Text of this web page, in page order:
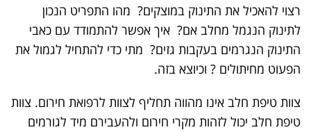
רצוי להאכיל את התינוק במוצקים? מהו התפריט הנכון
לתינוק הנגמל מחלב אם? איך אפשר להתמודד עם כאבי
התינוק הנגרמים בעקבות גזים? מתי כדי להתחיל לגמול את
הפעוט מחיתולים ? וכיוצא בזה.
צוות טיפת חלב אינו מהווה תחליף לצוות לרפואת חירום. צוות
טיפת חלב יכול לזהות מקרי חירום ולהעבירם מיד לגורמים